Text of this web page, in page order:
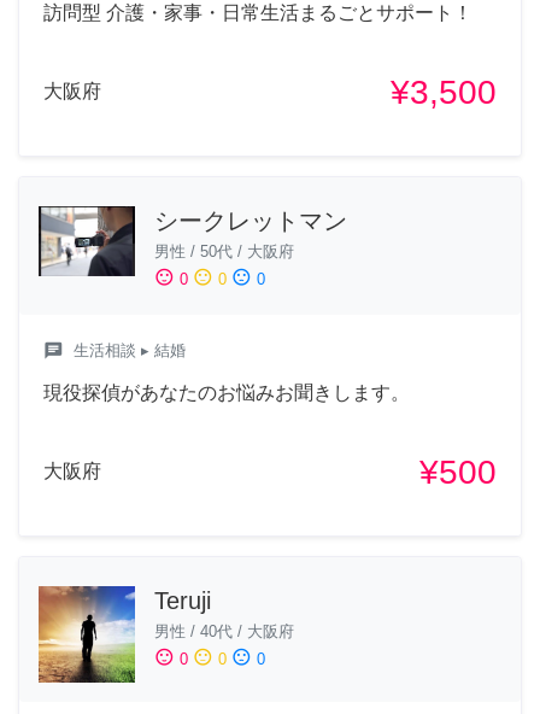
訪問型 介護・家事・日常生活まるごとサポート！
大阪府 ¥3,500
シークレットマン
男性 / 50代 / 大阪府
sentiment_satisfied 0 sentiment_neutral 0 sentiment_dissatisfied 0
chat 生活相談 ▸ 結婚
現役探偵があなたのお悩みお聞きします。
大阪府 ¥500
Teruji
男性 / 40代 / 大阪府
sentiment_satisfied 0 sentiment_neutral 0 sentiment_dissatisfied 0